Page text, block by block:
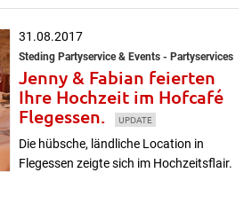
31.08.2017
Steding Partyservice & Events - Partyservices
Jenny & Fabian feierten
Ihre Hochzeit im Hofcafé
Flegessen.
UPDATE
Die hübsche, ländliche Location in
Flegessen zeigte sich im Hochzeitsflair.